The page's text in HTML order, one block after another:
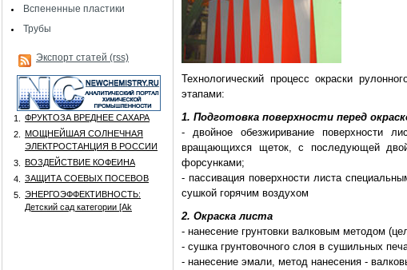
Вспененные пластики
Трубы
Экспорт статей (rss)
1.
ФРУКТОЗА ВРЕДНЕЕ САХАРА
2.
МОЩНЕЙШАЯ СОЛНЕЧНАЯ
ЭЛЕКТРОСТАНЦИЯ В РОССИИ
3.
ВОЗДЕЙСТВИЕ КОФЕИНА
4.
ЗАЩИТА СОЕВЫХ ПОСЕВОВ
5.
ЭНЕРГОЭФФЕКТИВНОСТЬ:
Детский сад категории [Аk
Технологический процесс окраски
этапами:
1. Подготовка поверхности перед
- двойное обезжиривание поверхности
вращающихся щеток, с последующей
форсунками;
- пассивация поверхности листа
сушкой горячим воздухом
2. Окраска листа
- нанесение грунтовки валковым методом
- сушка грунтовочного слоя в сушильных
- нанесение эмали, метод нанесения -